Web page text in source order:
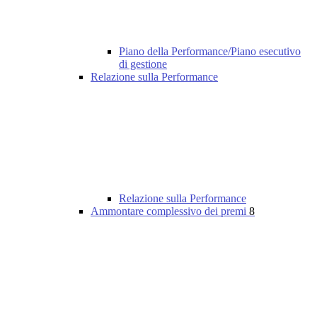
Piano della Performance/Piano esecutivo
di gestione
Relazione sulla Performance
Relazione sulla Performance
Ammontare complessivo dei premi 8